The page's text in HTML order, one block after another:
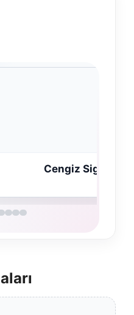
Cengiz Sigorta